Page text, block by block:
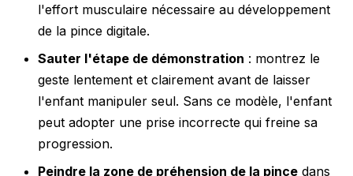
l'effort musculaire nécessaire au développement
de la pince digitale.
Sauter l'étape de démonstration : montrez le
geste lentement et clairement avant de laisser
l'enfant manipuler seul. Sans ce modèle, l'enfant
peut adopter une prise incorrecte qui freine sa
progression.
Peindre la zone de préhension de la pince dans